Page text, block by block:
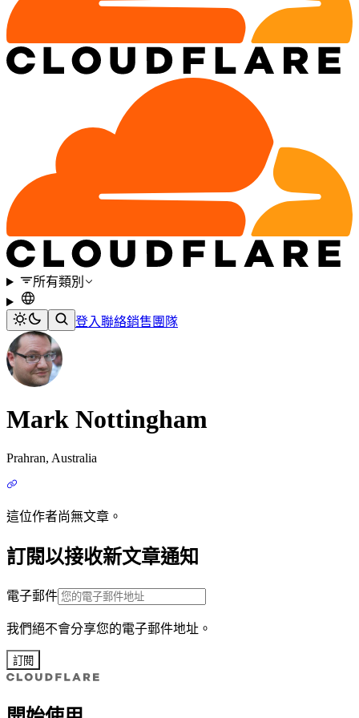
所有類別
登入聯絡銷售團隊
Mark Nottingham
Prahran, Australia
這位作者尚無文章。
訂閱以接收新文章通知
電子郵件
我們絕不會分享您的電子郵件地址。
訂閱